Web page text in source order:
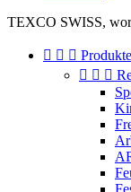
TEXCO SWISS,
   Produkte
  